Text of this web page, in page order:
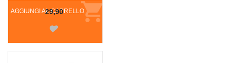
AGGIUNGI AL CARRELLO
29,90